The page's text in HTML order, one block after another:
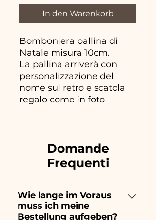
In den Warenkorb
Bomboniera pallina di
Natale misura 10cm.
La pallina arriverà con
personalizzazione del
nome sul retro e scatola
regalo come in foto
Domande
Frequenti
Wie lange im Voraus
muss ich meine
Bestellung aufgeben?